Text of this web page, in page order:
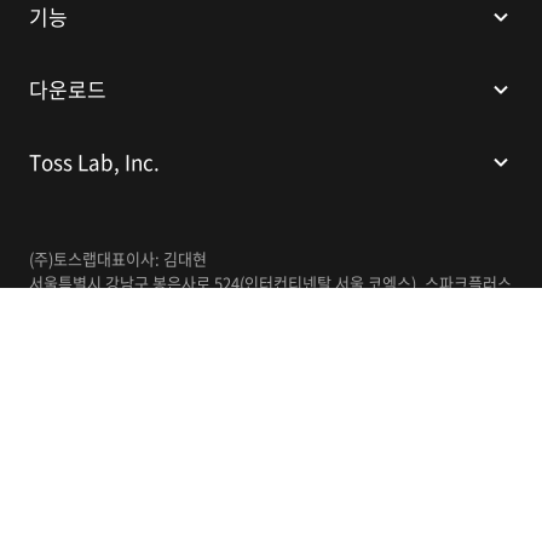
기능
다운로드
Toss Lab, Inc.
(주)토스랩대표이사: 김대현
서울특별시 강남구 봉은사로 524(인터컨티넨탈 서울 코엑스), 스파크플러스